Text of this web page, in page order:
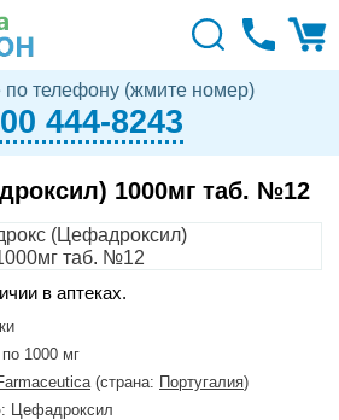
по телефону (жмите номер)
444-8243
1000мг таб. №12
в аптеках.
1000 мг
(страна: Португалия)
: Цефадроксил